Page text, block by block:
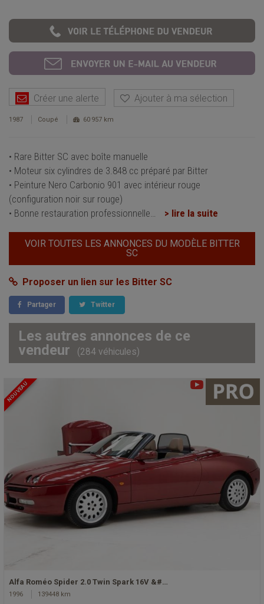
Créer une alerte Ajouter à ma sélection
1987 Coupé 60 957 km
• Rare Bitter SC avec boîte manuelle
• Moteur six cylindres de 3.848 cc préparé par Bitter
• Peinture Nero Carbonio 901 avec intérieur rouge
(configuration noir sur rouge)
• Bonne restauration professionnelle
> lire la suite
VOIR TOUTES LES ANNONCES DU MODÈLE BITTER
SC
Proposer un lien sur les Bitter SC
Partager Twitter
Les autres annonces de ce
vendeur
(284 véhicules)
NOUVEAU
Alfa Roméo Spider 2.0 Twin Spark 16V &#…
1996 139448 km